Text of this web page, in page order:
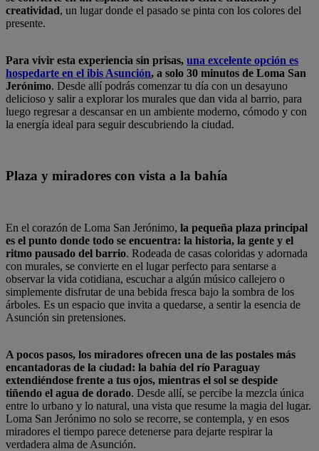
creatividad, un lugar donde el pasado se pinta con los colores del
presente.
Para vivir esta experiencia sin prisas, una excelente opción es
hospedarte en el ibis Asunción, a solo 30 minutos de Loma San
Jerónimo. Desde allí podrás comenzar tu día con un desayuno
delicioso y salir a explorar los murales que dan vida al barrio, para
luego regresar a descansar en un ambiente moderno, cómodo y con
la energía ideal para seguir descubriendo la ciudad.
Plaza y miradores con vista a la bahía
En el corazón de Loma San Jerónimo, la pequeña plaza principal
es el punto donde todo se encuentra: la historia, la gente y el
ritmo pausado del barrio. Rodeada de casas coloridas y adornada
con murales, se convierte en el lugar perfecto para sentarse a
observar la vida cotidiana, escuchar a algún músico callejero o
simplemente disfrutar de una bebida fresca bajo la sombra de los
árboles. Es un espacio que invita a quedarse, a sentir la esencia de
Asunción sin pretensiones.
A pocos pasos, los miradores ofrecen una de las postales más
encantadoras de la ciudad: la bahía del río Paraguay
extendiéndose frente a tus ojos, mientras el sol se despide
tiñendo el agua de dorado. Desde allí, se percibe la mezcla única
entre lo urbano y lo natural, una vista que resume la magia del lugar.
Loma San Jerónimo no solo se recorre, se contempla, y en esos
miradores el tiempo parece detenerse para dejarte respirar la
verdadera alma de Asunción.